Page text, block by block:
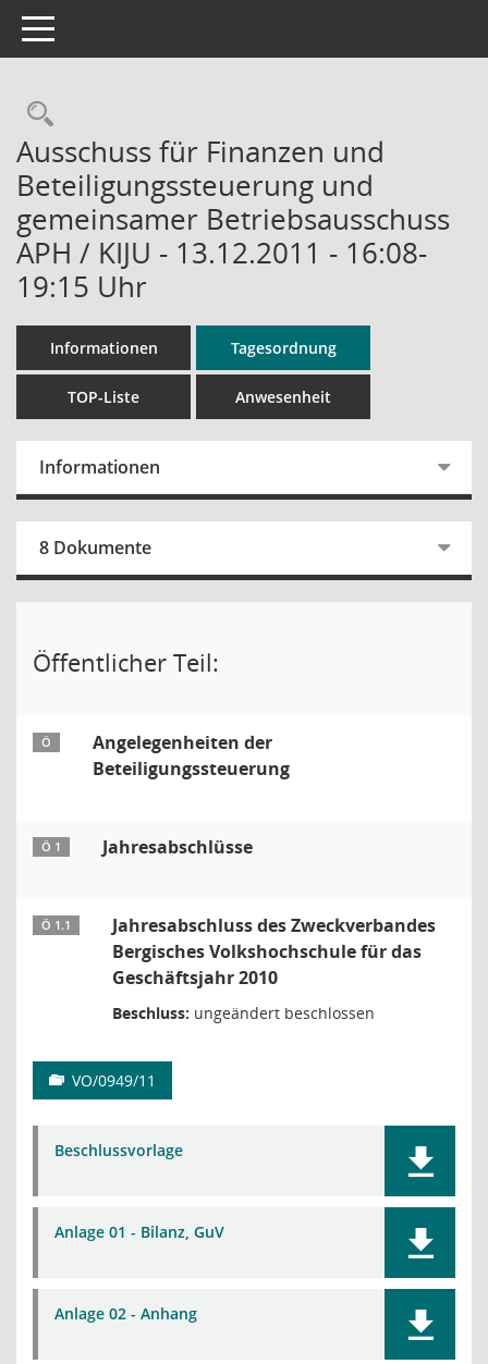
Toggle navigation
Rechercheauswahl
Ausschuss für Finanzen und
Beteiligungssteuerung und
gemeinsamer Betriebsausschuss
APH / KIJU - 13.12.2011 - 16:08-
19:15 Uhr
Informationen Tagesordnung
TOP-Liste Anwesenheit
Informationen
8 Dokumente
Öffentlicher Teil:
Ö
Angelegenheiten der
Beteiligungssteuerung
Ö 1 Jahresabschlüsse
Ö 1.1
Jahresabschluss des Zweckverbandes
Bergisches Volkshochschule für das
Geschäftsjahr 2010
Beschluss: ungeändert beschlossen
VO/0949/11
Beschlussvorlage
Anlage 01 - Bilanz, GuV
Anlage 02 - Anhang